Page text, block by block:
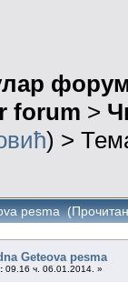
forum >
) >
pesma
Geteova pesma
09.16 ч. 06.01.2014. »